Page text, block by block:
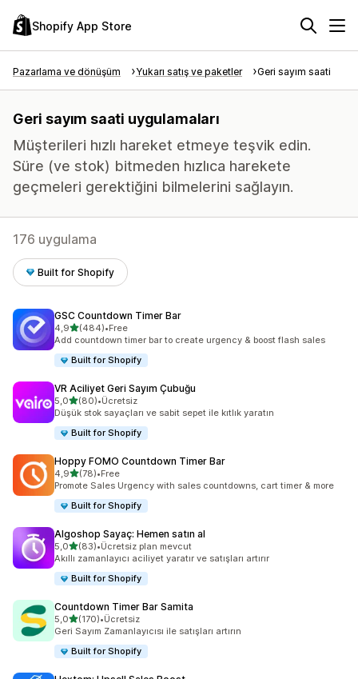
Shopify App Store
Pazarlama ve dönüşüm Yukarı satış ve paketler Geri sayım saati
Geri sayım saati uygulamaları
Müşterileri hızlı hareket etmeye teşvik edin.
Süre (ve stok) bitmeden hızlıca harekete
geçmeleri gerektiğini bilmelerini sağlayın.
176 uygulama
Built for Shopify
GSC Countdown Timer Bar
4,95 yıldız üzerinden
(484)
toplam 484 değerlendirme
•Free
Add countdown timer bar to create urgency & boost flash sales
Built for Shopify
VR Aciliyet Geri Sayım Çubuğu
5,05 yıldız üzerinden
(80)
toplam 80 değerlendirme
•Ücretsiz
Düşük stok sayaçları ve sabit sepet ile kıtlık yaratın
Built for Shopify
Hoppy FOMO Countdown Timer Bar
4,95 yıldız üzerinden
(78)
toplam 78 değerlendirme
•Free
Promote Sales Urgency with sales countdowns, cart timer & more
Built for Shopify
Algoshop Sayaç: Hemen satın al
5,05 yıldız üzerinden
(83)
toplam 83 değerlendirme
•Ücretsiz plan mevcut
Akıllı zamanlayıcı aciliyet yaratır ve satışları artırır
Built for Shopify
Countdown Timer Bar Samita
5,05 yıldız üzerinden
(170)
toplam 170 değerlendirme
•Ücretsiz
Geri Sayım Zamanlayıcısı ile satışları artırın
Built for Shopify